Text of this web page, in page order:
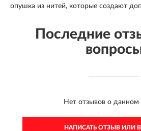
опушка из нитей, которые создают
Последние
Нет отзывов о данном
НАПИСАТЬ ОТЗЫВ ИЛИ